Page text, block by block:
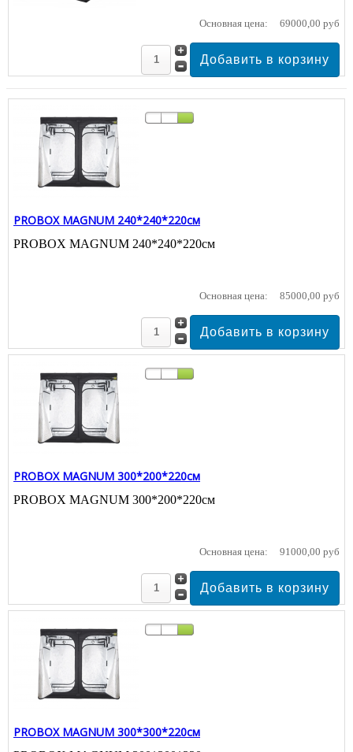
Основная цена: 69000,00 руб
PROBOX MAGNUM 240*240*220см
PROBOX MAGNUM 240*240*220см
Основная цена: 85000,00 руб
PROBOX MAGNUM 300*200*220см
PROBOX MAGNUM 300*200*220см
Основная цена: 91000,00 руб
PROBOX MAGNUM 300*300*220см